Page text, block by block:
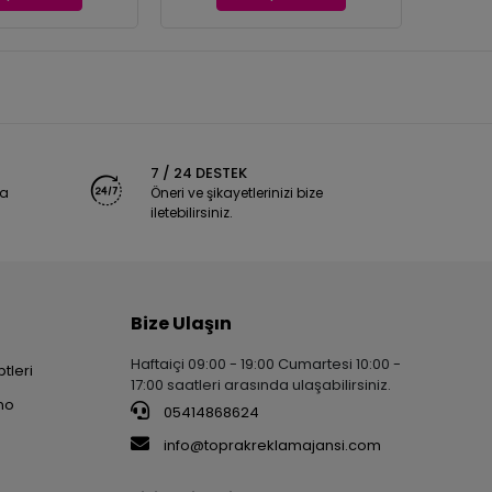
7 / 24 DESTEK
Öneri ve şikayetlerinizi bize
iletebilirsiniz.
Bize Ulaşın
Haftaiçi 09:00 - 19:00 Cumartesi 10:00 -
17:00 saatleri arasında ulaşabilirsiniz.
05414868624
info@toprakreklamajansi.com